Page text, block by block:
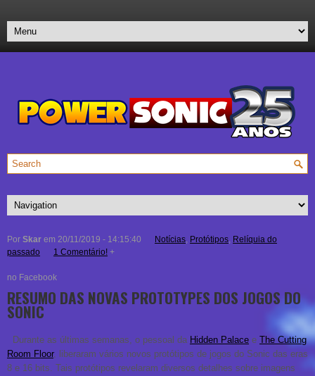
Por Skar em 20/11/2019 - 14:15:40 Notícias, Protótipos, Relíquia do
passado
1 Comentário! +
no Facebook
RESUMO DAS NOVAS PROTOTYPES DOS JOGOS DO
SONIC
Durante as últimas semanas, o pessoal da Hidden Palace e The Cutting
Room Floor, liberaram vários novos protótipos de jogos do Sonic das eras
8 e 16 bits. Tais protótipos revelaram diversos detalhes sobre imagens